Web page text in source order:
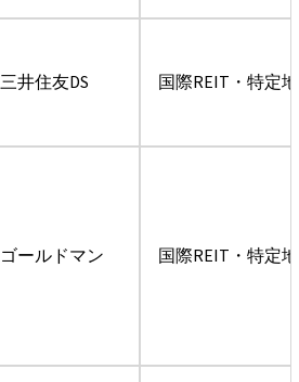
三井住友DS 国際REIT・特定
ゴールドマン 国際REIT・特定